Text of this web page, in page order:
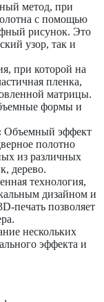
метод, при
с помощью
рисунок. Это
узор, так и
при которой на
пленка,
матрицы.
формы и
Объемный эффект
полотно
из различных
дерево.
технология,
дизайном и
печать позволяет
нескольких
эффекта и